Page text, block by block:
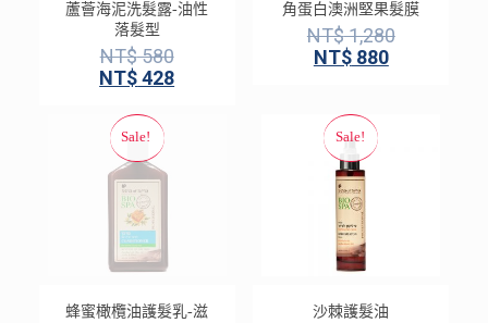
蘆薈海泥洗髮露-油性
落髮型
NT$580
NT$428
角蛋白澳洲堅果髮膜
NT$1,280
NT$880
蜂蜜橄欖油護髮乳-滋
沙棘護髮油